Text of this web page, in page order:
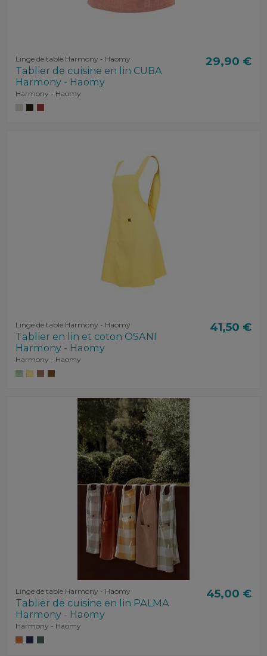
Linge de table Harmony - Haomy
Tablier de cuisine en lin CUBA
Harmony - Haomy
Harmony - Haomy
29,90 €
Linge de table Harmony - Haomy
Tablier en lin et coton OSANI
Harmony - Haomy
Harmony - Haomy
41,50 €
Linge de table Harmony - Haomy
Tablier de cuisine en lin PALMA
Harmony - Haomy
Harmony - Haomy
45,00 €